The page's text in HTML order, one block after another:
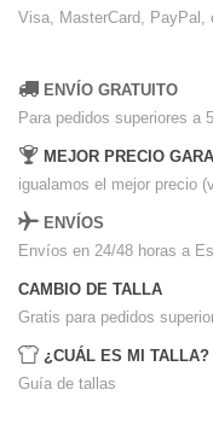
Visa, MasterCard, PayPal,
ENVÍO GRATUITO
Para pedidos superiores a
MEJOR PRECIO
igualamos el mejor precio
ENVÍOS
Envíos en 24/48 horas a
CAMBIO DE TALLA
Gratis para pedidos
¿CUÁL ES MI TALLA?
Guía de tallas